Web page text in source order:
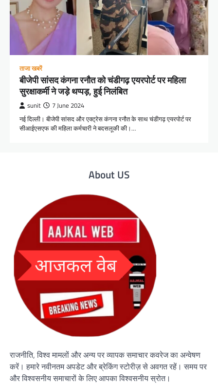
ताजा खबरें
बीजेपी सांसद कंगना रनौत को चंडीगढ़ एयरपोर्ट पर महिला
सुरक्षाकर्मी ने जड़े थप्पड़, हुई निलंबित
sunit 7 June 2024
नई दिल्ली। बीजेपी सांसद और एक्ट्रेस कंगना रनौत के साथ चंडीगढ़ एयरपोर्ट पर
सीआईएसएफ की महिला कर्मचारी ने बदसलूकी की।…
About US
राजनीति, विश्व मामलों और अन्य पर व्यापक समाचार कवरेज का अन्वेषण
करें। हमारे नवीनतम अपडेट और ब्रेकिंग स्टोरीज़ से अवगत रहें। समय पर
और विश्वसनीय समाचारों के लिए आपका विश्वसनीय स्रोत।